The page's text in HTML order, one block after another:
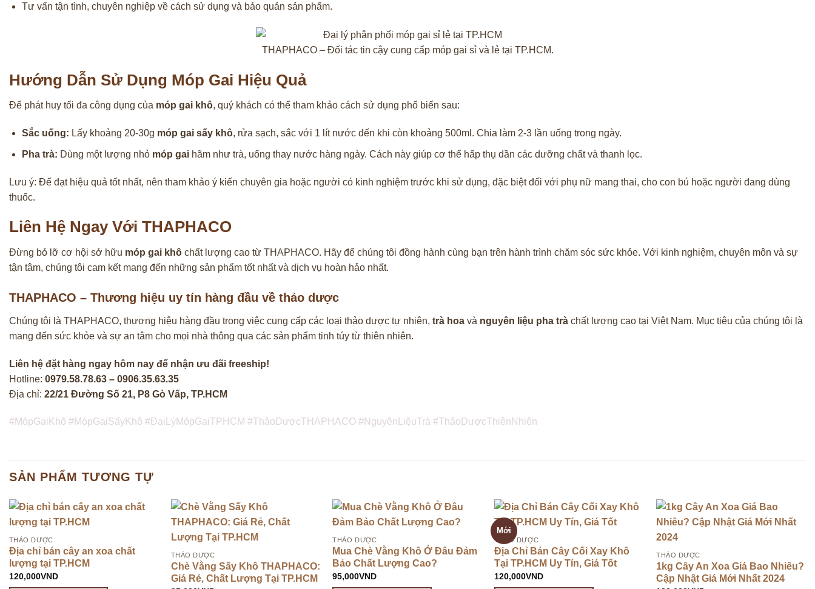
Tư vấn tận tình, chuyên nghiệp về cách sử dụng và bảo quản sản phẩm.
THAPHACO – Đối tác tin cậy cung cấp móp gai sỉ và lẻ tại TP.HCM.
Hướng Dẫn Sử Dụng Móp Gai Hiệu Quả
Để phát huy tối đa công dụng của móp gai khô, quý khách có thể tham khảo cách sử dụng phổ biến sau:
Sắc uống: Lấy khoảng 20-30g móp gai sấy khô, rửa sạch, sắc với 1 lít nước đến khi còn khoảng 500ml. Chia làm 2-3 lần uống trong ngày.
Pha trà: Dùng một lượng nhỏ móp gaihãm như trà, uống thay nước hàng ngày. Cách này giúp cơ thể hấp thụ dần các dưỡng chất và thanh lọc.
Lưu ý: Để đạt hiệu quả tốt nhất, nên tham khảo ý kiến chuyên gia hoặc người có kinh nghiệm trước khi sử dụng, đặc biệt đối với phụ nữ mang thai, cho con bú hoặc người đang dùng
thuốc.
Liên Hệ Ngay Với THAPHACO
Đừng bỏ lỡ cơ hội sở hữu móp gai khô chất lượng cao từ THAPHACO. Hãy để chúng tôi đồng hành cùng bạn trên hành trình chăm sóc sức khỏe. Với kinh nghiệm, chuyên môn và sự
tận tâm, chúng tôi cam kết mang đến những sản phẩm tốt nhất và dịch vụ hoàn hảo nhất.
THAPHACO – Thương hiệu uy tín hàng đầu về thảo dược
Chúng tôi là THAPHACO, thương hiệu hàng đầu trong việc cung cấp các loại thảo dược tự nhiên, trà hoa và nguyên liệu pha trà chất lượng cao tại Việt Nam. Mục tiêu của chúng tôi là
mang đến sức khỏe và sự an tâm cho mọi nhà thông qua các sản phẩm tinh túy từ thiên nhiên.
Liên hệ đặt hàng ngay hôm nay để nhận ưu đãi freeship!
Hotline: 0979.58.78.63 – 0906.35.63.35
Địa chỉ: 22/21 Đường Số 21, P8 Gò Vấp, TP.HCM
#MópGaiKhô #MópGaiSấyKhô #ĐạiLýMópGaiTPHCM #ThảoDượcTHAPHACO #NguyênLiệuTrà #ThảoDượcThiênNhiên
SẢN PHẨM TƯƠNG TỰ
THẢO DƯỢC
Địa chỉ bán cây an xoa chất
lượng tại TP.HCM
120,000VND
THẢO DƯỢC
Chè Vằng Sấy Khô THAPHACO:
Giá Rẻ, Chất Lượng Tại TP.HCM
THẢO DƯỢC
Mua Chè Vằng Khô Ở Đâu Đảm
Bảo Chất Lượng Cao?
95,000VND
Mới
THẢO DƯỢC
Địa Chỉ Bán Cây Cối Xay Khô
Tại TP.HCM Uy Tín, Giá Tốt
120,000VND
THẢO DƯỢC
1kg Cây An Xoa Giá Bao Nhiêu?
Cập Nhật Giá Mới Nhất 2024